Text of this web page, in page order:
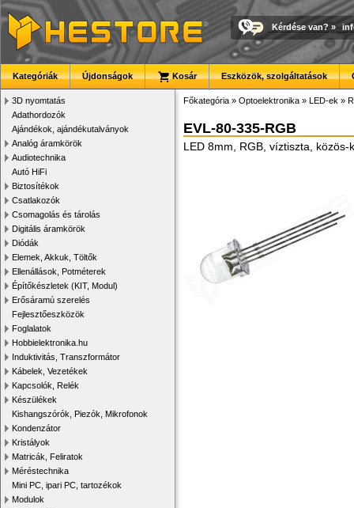
Kérdése van? »
Kategóriák Újdonságok Kosár Eszközök, szolgáltatások
3D nyomtatás
Adathordozók
Ajándékok, ajándékutalványok
Analóg áramkörök
Audiotechnika
Autó HiFi
Biztosítékok
Csatlakozók
Csomagolás és tárolás
Digitális áramkörök
Diódák
Elemek, Akkuk, Töltők
Ellenállások, Potméterek
Építőkészletek (KIT, Modul)
Erősáramú szerelés
Fejlesztőeszközök
Foglalatok
Hobbielektronika.hu
Induktivitás, Transzformátor
Kábelek, Vezetékek
Kapcsolók, Relék
Készülékek
Kishangszórók, Piezók, Mikrofonok
Kondenzátor
Kristályok
Matricák, Feliratok
Méréstechnika
Mini PC, ipari PC, tartozékok
Modulok
Főkategória » Optoelektronika » LED-ek »
EVL-80-335-RGB
LED 8mm, RGB, víztiszta,